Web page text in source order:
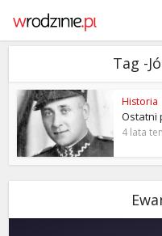
Tag -
Historia
Ostatni
4 lata